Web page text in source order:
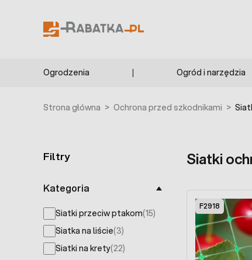
Ogrodzenia Ogród i narzędzia
Strona główna > Ochrona przed szkodnikami >
Filtry
Kategoria
Siatki przeciw ptakom(15)
products available
Siatka na liście(3)
products available
Siatki na krety(22)
products available
Siatki
F2918